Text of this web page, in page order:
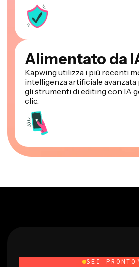
Alimentato da
Kapwing utilizza i più recenti
intelligenza artificiale
gli strumenti di editing con IA
clic.
SEI PRONTO?